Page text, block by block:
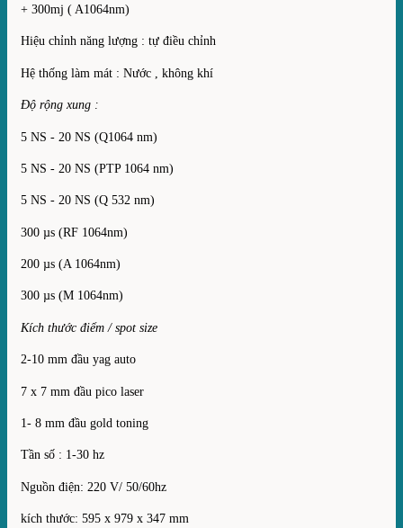
+ 300mj ( A1064nm)
Hiệu chỉnh năng lượng : tự điều chỉnh
Hệ thống làm mát : Nước , không khí
Độ rộng xung :
5 NS - 20 NS (Q1064 nm)
5 NS - 20 NS (PTP 1064 nm)
5 NS - 20 NS (Q 532 nm)
300 µs (RF 1064nm)
200 µs (A 1064nm)
300 µs (M 1064nm)
Kích thước điểm / spot size
2-10 mm đầu yag auto
7 x 7 mm đầu pico laser
1- 8 mm đầu gold toning
Tần số : 1-30 hz
Nguồn điện: 220 V/ 50/60hz
kích thước: 595 x 979 x 347 mm